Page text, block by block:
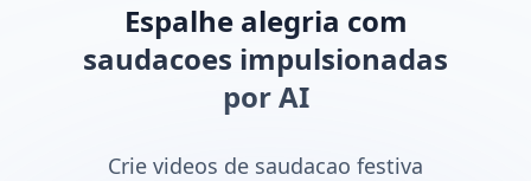
Espalhe alegria com
saudacoes impulsionadas
por AI
Crie videos de saudacao festiva